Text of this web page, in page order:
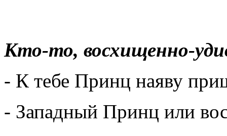
Кто-то, восхищенно-
- К тебе Принц наяву
- Западный Принц или